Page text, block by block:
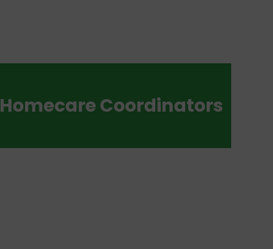
Homecare Coordinators